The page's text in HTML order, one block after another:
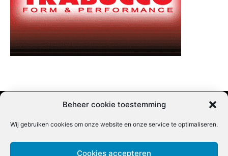
Beheer cookie toestemming
Wij gebruiken cookies om onze website en onze service te optimaliseren.
Cookies accepteren
Nieuwsbrief inschrijven | Partner content